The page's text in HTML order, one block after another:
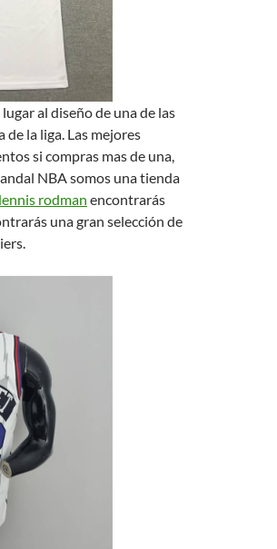
al diseño de una de las
la liga. Las mejores
si compras mas de una,
NBA somos una tienda
rodman encontrarás
una gran selección de